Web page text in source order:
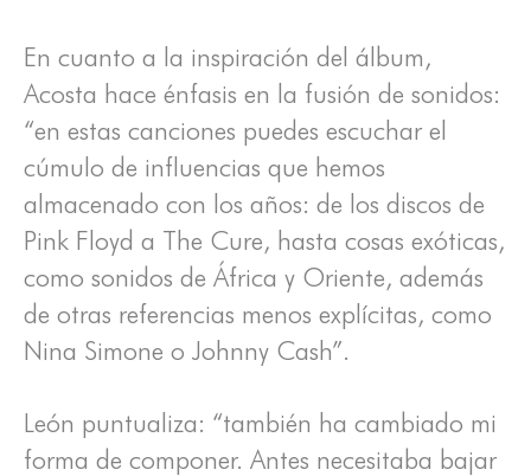
En cuanto a la inspiración del álbum,
Acosta hace énfasis en la fusión de sonidos:
“en estas canciones puedes escuchar el
cúmulo de influencias que hemos
almacenado con los años: de los discos de
Pink Floyd a The Cure, hasta cosas exóticas,
como sonidos de África y Oriente, además
de otras referencias menos explícitas, como
Nina Simone o Johnny Cash”.
León puntualiza: “también ha cambiado mi
forma de componer. Antes necesitaba bajar